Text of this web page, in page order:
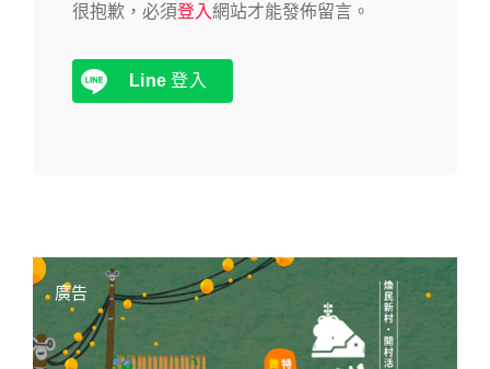
很抱歉，必須登入網站才能發佈留言。
Line 登入
廣告